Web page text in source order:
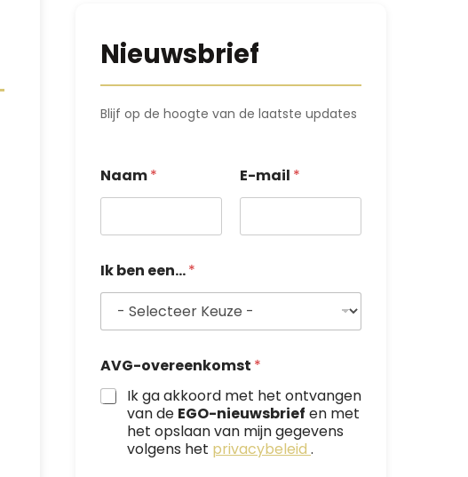
Nieuwsbrief
Blijf op de hoogte van de laatste updates
Naam* E-mail *
-
m
i
*
N
a
a
Ik ben een...*
AVG-overeenkomst *
Ik ga akkoord met het ontvangen
van de EGO-nieuwsbrief en met
het opslaan van mijn gegevens
volgens het privacybeleid .